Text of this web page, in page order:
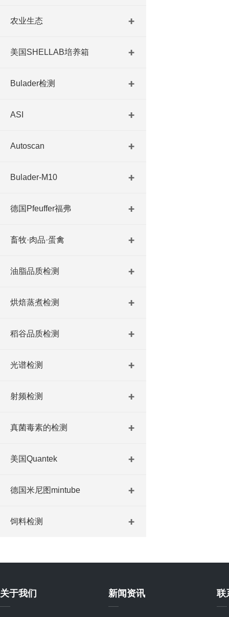
农业生态
美国SHELLAB培养箱
Bulader检测
ASI
Autoscan
Bulader-M10
德国Pfeuffer福弗
畜牧·肉品·蛋禽
油脂品质检测
烘焙蒸煮检测
稻谷品质检测
光谱检测
射频检测
真菌毒素的检测
美国Quantek
德国米尼图mintube
饲料检测
关于我们 新闻资讯 联